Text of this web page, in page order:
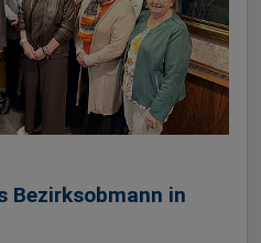
Bezirksobmann in